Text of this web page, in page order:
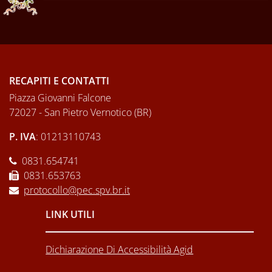
RECAPITI E CONTATTI
Piazza Giovanni Falcone
72027 - San Pietro Vernotico (BR)
P. IVA: 01213110743
0831.654741
0831.653763
protocollo@pec.spv.br.it
LINK UTILI
Dichiarazione Di Accessibilità Agid